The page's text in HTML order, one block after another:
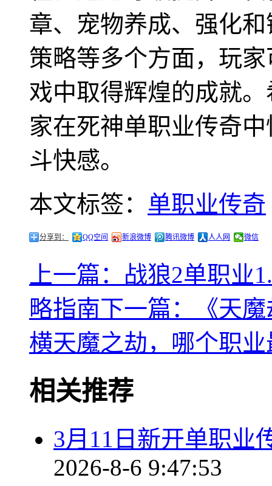
章、宠物养成、强化
策略等多个方面，玩
戏中取得辉煌的成就
家在死神单职业传奇
斗快感。
本文标签： 单职业传奇
分享到： QQ空间 新浪微博 腾讯微博 人人网 微信
上一篇：战狼2单职业
略指南下一篇：《天
横天魔之劫，哪个职
相关推荐
3月11日新开单职业
2026-8-6 9:47:53